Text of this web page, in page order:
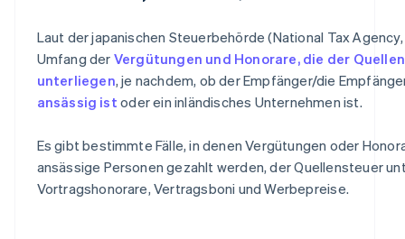
Laut der japanischen Steuerbehörde (National Tax
Umfang der Vergütungen und Honorare, die der
unterliegen, je nachdem, ob der Empfänger/die
ansässig ist oder ein inländisches Unternehmen ist.
Es gibt bestimmte Fälle, in denen Vergütungen oder
ansässige Personen gezahlt werden, der Quellensteuer
Vortragshonorare, Vertragsboni und Werbepreise.